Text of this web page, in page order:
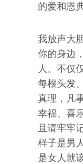
的爱和恩典
我放声大
你的身边
人。不仅
每根头发
真理，凡
幸福、喜
且请牢牢
样子是男
是女人就